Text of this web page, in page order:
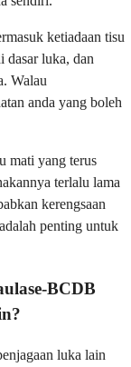
ketiadaan tisu
dasar luka, dan
Walau
anda yang boleh
mati yang terus
terlalu lama
kerengsaan
penting untuk
BCDB
luka lain